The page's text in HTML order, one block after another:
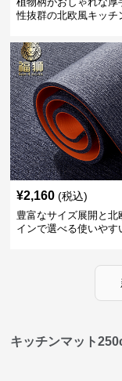
性抜群の北欧風キッチ
¥2,160 (税込)
豊富なサイズ展開と北
インで選べる使いやす
キッチンマット